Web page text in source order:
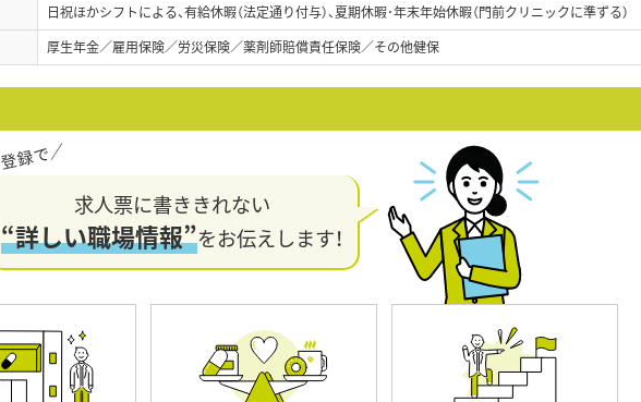
日祝ほかシフトによる、有給休暇（法定通り付与）、夏期休暇･年末年始休暇（門前クリニックに準ずる）
厚生年金／雇用保険／労災保険／薬剤師賠償責任保険／その他健保
求人票に書ききれない
“詳しい職場情報”をお伝えします！